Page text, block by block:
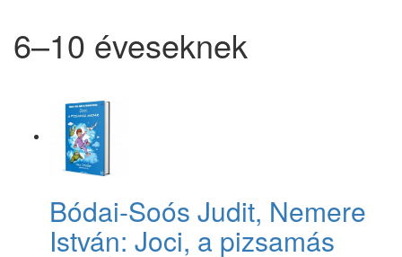
6–10 éveseknek
Bódai-Soós Judit, Nemere
István: Joci, a pizsamás